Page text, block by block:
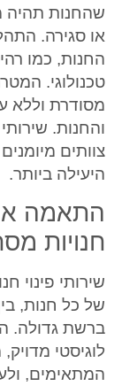
שהחנות תהיה
או סגירה.
החנות, כמו
טכנולוגי.
מסודרת וללא
והחנות.
צוותים
היעילה ביותר.
התאמה
חנויות
שירותי פינוי
של כל חנות,
ברשת גדולה.
לוגיסטי
המתאימים,